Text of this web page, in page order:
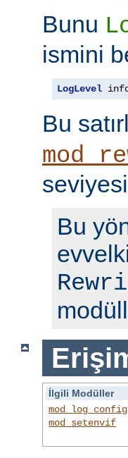
Bunu
ismini
LogLevel
Bu
Bu
İlgili Modüller
mod_log_config
mod_setenvif